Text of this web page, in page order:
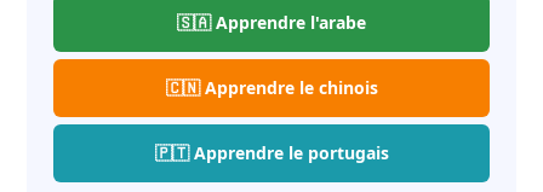
🇸🇦 Apprendre l'arabe
🇨🇳 Apprendre le chinois
🇵🇹 Apprendre le portugais